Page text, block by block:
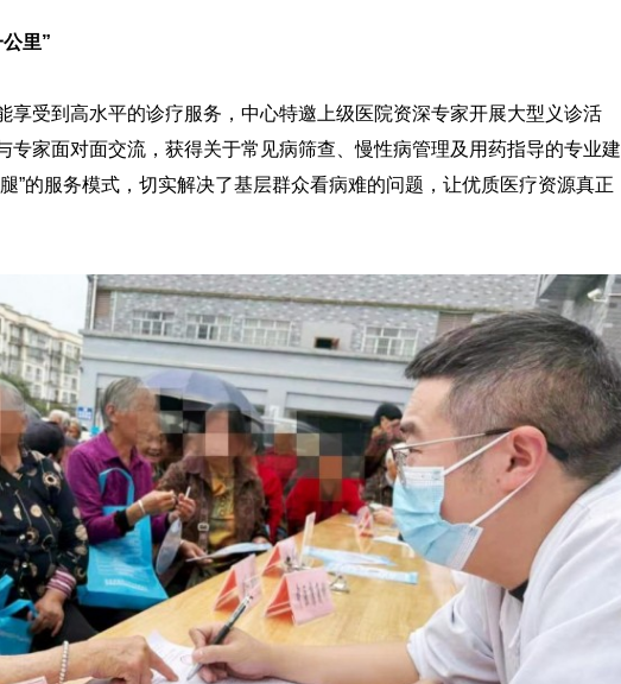
里”
享受到高水平的诊疗服务，中心特邀上级医院资深专家开展大型义诊活
专家面对面交流，获得关于常见病筛查、慢性病管理及用药指导的专业建
”的服务模式，切实解决了基层群众看病难的问题，让优质医疗资源真正